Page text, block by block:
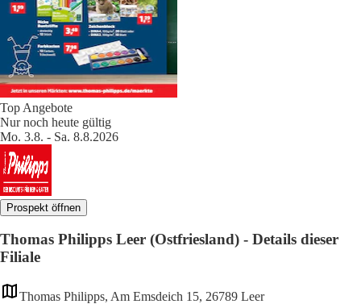
Top Angebote
Nur noch heute gültig
Mo. 3.8. - Sa. 8.8.2026
Prospekt öffnen
Thomas Philipps Leer (Ostfriesland) - Details dieser
Filiale
Thomas Philipps, Am Emsdeich 15, 26789 Leer